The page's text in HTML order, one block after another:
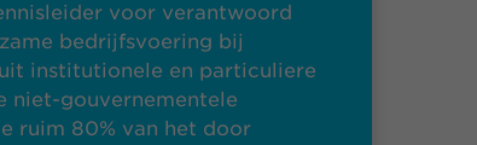
voor verantwoord
bedrijfsvoering bij
institutionele en particuliere
niet-gouvernementele
ruim 80% van het door